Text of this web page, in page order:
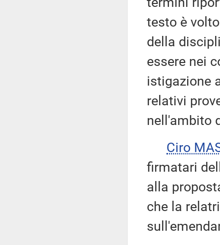
testo è
della
essere nei
istigazione
relativi
nell'ambito
Ciro
firmatari
alla
che la